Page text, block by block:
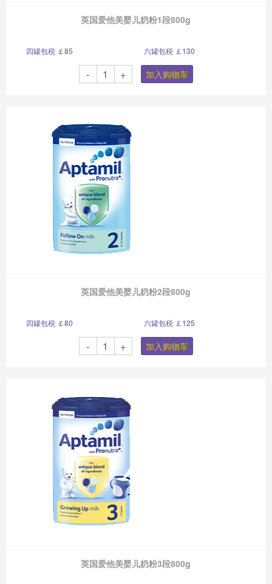
英国爱他美婴儿奶粉1段800g
四罐包税 ￡85 六罐包税 ￡130
- + 加入购物车
英国爱他美婴儿奶粉2段800g
四罐包税 ￡80 六罐包税 ￡125
- + 加入购物车
英国爱他美婴儿奶粉3段800g